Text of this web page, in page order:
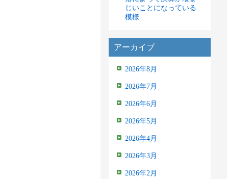
じいことになっている
模様
アーカイブ
2026年8月
2026年7月
2026年6月
2026年5月
2026年4月
2026年3月
2026年2月